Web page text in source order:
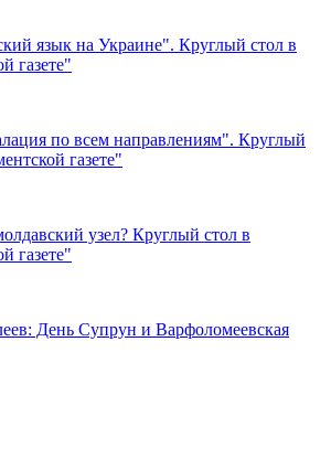
язык на Украине". Круглый стол в
газете"
по всем направлениям". Круглый
газете"
узел? Круглый стол в
газете"
День Супрун и Варфоломеевская